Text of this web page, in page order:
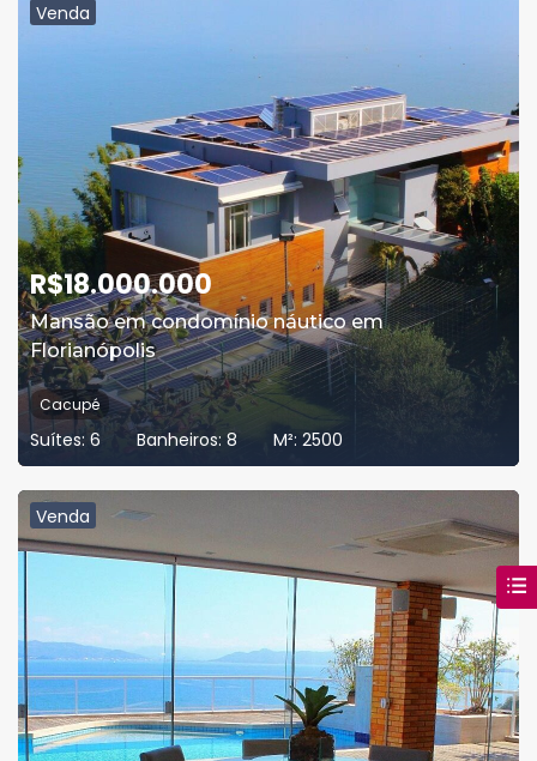
Venda
R$18.000.000
Mansão em condomínio náutico em
Florianópolis
Cacupé
Suítes: 6 Banheiros: 8 M²: 2500
Venda